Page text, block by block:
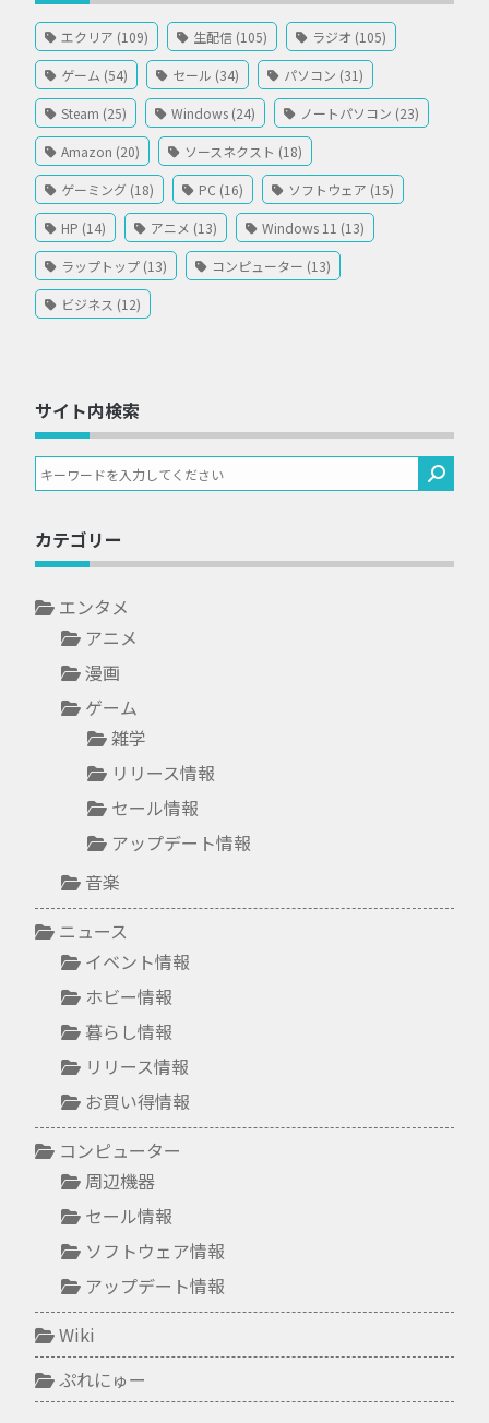
エクリア (109) 生配信 (105) ラジオ (105)
ゲーム (54) セール (34) パソコン (31)
Steam (25) Windows (24) ノートパソコン (23)
Amazon (20) ソースネクスト (18)
ゲーミング (18) PC (16) ソフトウェア (15)
HP (14) アニメ (13) Windows 11 (13)
ラップトップ (13) コンピューター (13)
ビジネス (12)
サイト内検索
カテゴリー
エンタメ
アニメ
漫画
ゲーム
雑学
リリース情報
セール情報
アップデート情報
音楽
ニュース
イベント情報
ホビー情報
暮らし情報
リリース情報
お買い得情報
コンピューター
周辺機器
セール情報
ソフトウェア情報
アップデート情報
Wiki
ぷれにゅー